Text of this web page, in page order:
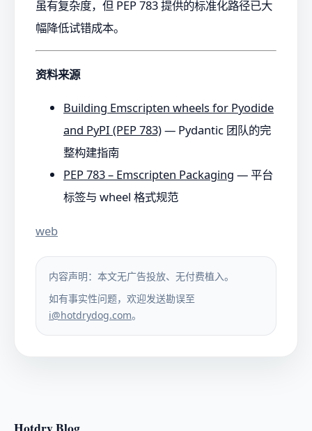
虽有复杂度，但 PEP 783 提供的标准化路径已大
幅降低试错成本。
资料来源
Building Emscripten wheels for Pyodide
and PyPI (PEP 783)— Pydantic 团队的完
整构建指南
PEP 783 – Emscripten Packaging — 平台
标签与 wheel 格式规范
web
内容声明：本文无广告投放、无付费植入。
如有事实性问题，欢迎发送勘误至
i@hotdrydog.com。
Hotdry Blog